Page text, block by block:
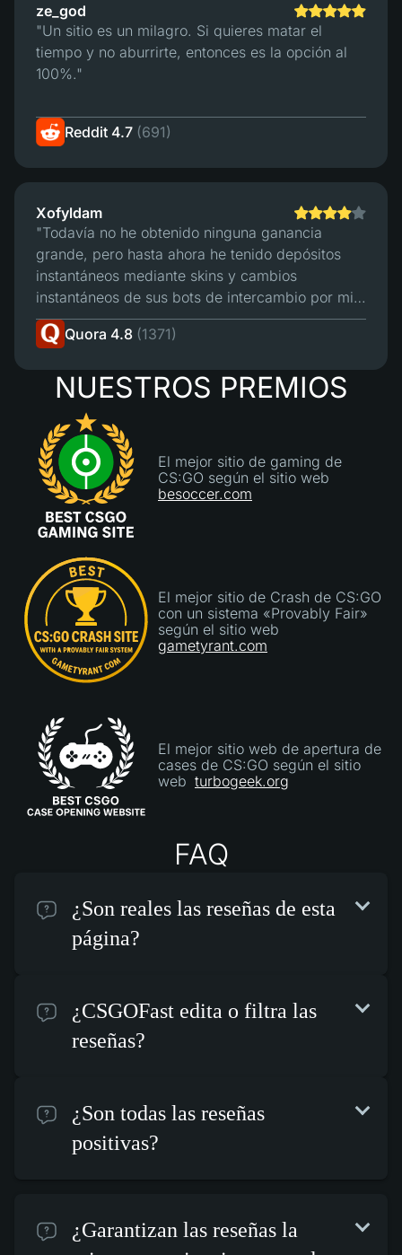
ze_god
"Un sitio es un milagro. Si quieres matar el
tiempo y no aburrirte, entonces es la opción al
100%."
Reddit 4.7 (691)
Xofyldam
"Todavía no he obtenido ninguna ganancia
grande, pero hasta ahora he tenido depósitos
instantáneos mediante skins y cambios
instantáneos de sus bots de intercambio por mis
ganancias HASTA AHORA. En general, hasta
ahora todo bien. Supongo que mi única "queja"
aceptaran más de mis skins para el depósito.
como parece hasta ahora."
Quora 4.8 (1371)
NUESTROS PREMIOS
El mejor sitio de gaming de
CS:GO según el sitio web
besoccer.com
El mejor sitio de Crash de CS:GO
con un sistema «Provably Fair»
según el sitio web
gametyrant.com
El mejor sitio web de apertura de
cases de CS:GO según el sitio
web turbogeek.org
FAQ
¿Son reales las reseñas de esta
página?
¿CSGOFast edita o filtra las
reseñas?
¿Son todas las reseñas
positivas?
¿Garantizan las reseñas la